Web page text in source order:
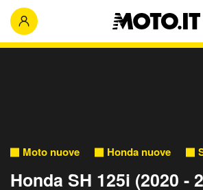
Moto nuove Honda nuove
Honda SH 125i (2020 -